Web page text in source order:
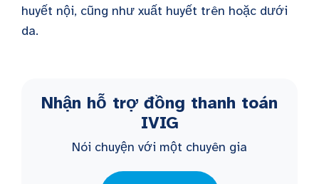
huyết nội, cũng như xuất huyết trên hoặc dưới
da.
Nhận hỗ trợ đồng thanh toán
IVIG
Nói chuyện với một chuyên gia